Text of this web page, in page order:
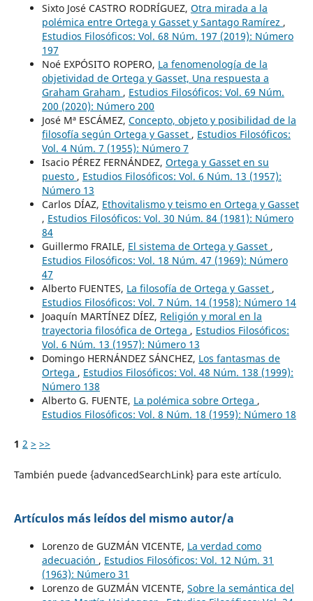
Sixto José CASTRO RODRÍGUEZ, Otra mirada a la
polémica entre Ortega y Gasset y Santago Ramírez ,
Estudios Filosóficos: Vol. 68 Núm. 197 (2019): Número
197
Noé EXPÓSITO ROPERO, La fenomenología de la
objetividad de Ortega y Gasset, Una respuesta a
Graham Graham , Estudios Filosóficos: Vol. 69 Núm.
200 (2020): Número 200
José Mª ESCÁMEZ, Concepto, objeto y posibilidad de la
filosofía según Ortega y Gasset , Estudios Filosóficos:
Vol. 4 Núm. 7 (1955): Número 7
Isacio PÉREZ FERNÁNDEZ, Ortega y Gasset en su
puesto , Estudios Filosóficos: Vol. 6 Núm. 13 (1957):
Número 13
Carlos DÍAZ, Ethovitalismo y teismo en Ortega y Gasset
, Estudios Filosóficos: Vol. 30 Núm. 84 (1981): Número
84
Guillermo FRAILE, El sistema de Ortega y Gasset ,
Estudios Filosóficos: Vol. 18 Núm. 47 (1969): Número
47
Alberto FUENTES, La filosofía de Ortega y Gasset ,
Estudios Filosóficos: Vol. 7 Núm. 14 (1958): Número 14
Joaquín MARTÍNEZ DÍEZ, Religión y moral en la
trayectoria filosófica de Ortega , Estudios Filosóficos:
Vol. 6 Núm. 13 (1957): Número 13
Domingo HERNÁNDEZ SÁNCHEZ, Los fantasmas de
Ortega , Estudios Filosóficos: Vol. 48 Núm. 138 (1999):
Número 138
Alberto G. FUENTE, La polémica sobre Ortega ,
Estudios Filosóficos: Vol. 8 Núm. 18 (1959): Número 18
1 2 > >>
También puede {advancedSearchLink} para este artículo.
Artículos más leídos del mismo autor/a
Lorenzo de GUZMÁN VICENTE, La verdad como
adecuación , Estudios Filosóficos: Vol. 12 Núm. 31
(1963): Número 31
Lorenzo de GUZMÁN VICENTE, Sobre la semántica del